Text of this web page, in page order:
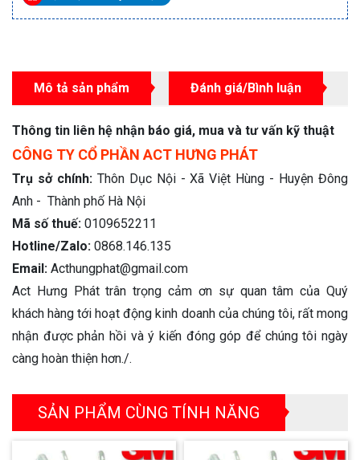
Mô tả sản phẩm Đánh giá/Bình luận
Thông tin liên hệ nhận báo giá, mua và tư vấn kỹ thuật
CÔNG TY CỔ PHẦN ACT HƯNG PHÁT
Trụ sở chính: Thôn Dục Nội - Xã Việt Hùng - Huyện Đông
Anh - Thành phố Hà Nội
Mã số thuế: 0109652211
Hotline/Zalo: 0868.146.135
Email: Acthungphat@gmail.com
Act Hưng Phát trân trọng cảm ơn sự quan tâm của Quý
khách hàng tới hoạt động kinh doanh của chúng tôi, rất mong
nhận được phản hồi và ý kiến đóng góp để chúng tôi ngày
càng hoàn thiện hơn./.
SẢN PHẨM CÙNG TÍNH NĂNG